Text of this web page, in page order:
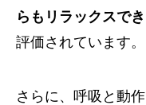
らもリラックスで
評価されています。
さらに、呼吸と動